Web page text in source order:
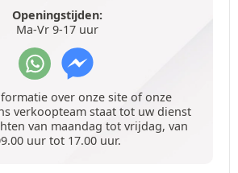
Openingstijden:
Ma-Vr 9-17 uur
over onze site of onze
verkoopteam staat tot uw dienst
van maandag tot vrijdag, van
uur tot 17.00 uur.